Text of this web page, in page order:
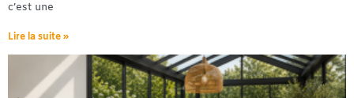
c’est une
Lire la suite »